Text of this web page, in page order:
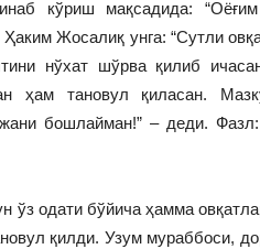
кўриш мақсадида:
Жосалиқ унга: “Сутли
нўхат шўрва қилиб
ҳам тановул қиласан.
бошлайман!” – деди. Фазл:
ўз одати бўйича ҳамма
қилди. Узум мураббоси,